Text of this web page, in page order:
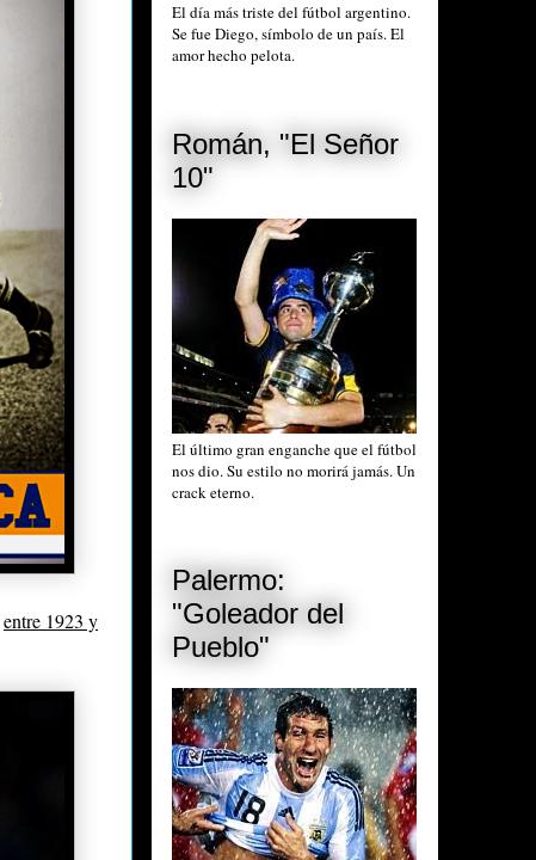
entre 1923 y
El día más triste del fútbol argentino.
Se fue Diego, símbolo de un país. El
amor hecho pelota.
Román, "El Señor
10"
El último gran enganche que el fútbol
nos dio. Su estilo no morirá jamás. Un
crack eterno.
Palermo:
"Goleador del
Pueblo"